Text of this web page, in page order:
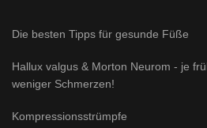
Die besten Tipps für gesunde Füße
Hallux valgus & Morton Neurom - je
weniger Schmerzen!
Kompressionsstrümpfe